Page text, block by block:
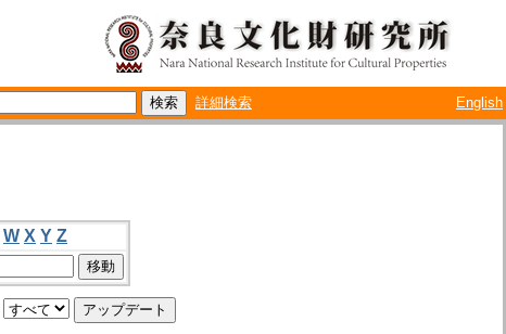
詳細検索 English
W X Y Z